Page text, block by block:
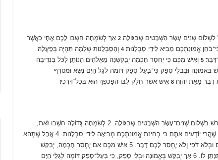
לִשְׁלוֹם שְׁנֵים עָשָׂר הַשְּׁבָטִים שֶּׁבַּגּוֹלָה׃2 אַךְ לְשִׂמְחָה חִשְׁבוּ לָכֶם אֶחָי כַּאֲשֶׁר
אֱמוּנַתְכֶם מֵבִיא לִידֵי סַבְלָנוּת׃4 וְהַסַּבְלָנוּת שְׁלֵמָה תִּהְיֶה בְּפָעֳלָהּ
5 וְאִישׁ מִכֶּם כִּי יֶחְסַר חָכְמָה יְבַקְשֶׁנָּה מֵאֱלֹהִים הַנּוֹתֵן לַכֹּל בִּנְדִיבָה
בֶּאֱמוּנָה וּבִבְלִי סָפֵק כִּי־בַעַל סָפֵק דּוֹמֶה לְגַל הַיָּם נִשָּׂא וּמְטֹרָף
דָבָר מֵאֵת יְהוָֹה׃8 אִישׁ אֲשֶׁר חָלַק לִבּוֹ הֲפַכְפָּךְ הוּא בְּכָל־דְּרָכָיו׃
יַעֲקֹב, עֶבֶד אֱלֹהִים וַאֲדוֹנֵנוּ יֵשׁוּעַ הַמָּשִׁיחַ, דּוֹרֵשׁ בִּשְׁלוֹם שְׁנֵים־עָשָׂר הַשְּׁבָטִים שֶׁבַּגּוֹלָה. 2 לְשִׂמְחָה גְּדוֹלָה חִשְׁבוּ זֹאת,
אַחַי, כַּאֲשֶׁר אַתֶּם בָּאִים בְּכָל מִינֵי נִסְיוֹנוֹת, 3 שֶׁהֲרֵי יוֹדְעִים אַתֶּם כִּי בְּחִינַת אֱמוּנַתְכֶם מְבִיאָה לִידֵי סַבְלָנוּת. 4 אֲבָל שֶׁתְּהֵא
הַסַּבְלָנוּת שְׁלֵמָה בְּפָעֳלָהּ, לְמַעַן תִּהְיוּ שְׁלֵמִים וּבְלֹא דֹּפִי וְלֹא יֶחְסַר לָכֶם דָּבָר. 5 אִישׁ מִכֶּם אִם יֶחְסַר חָכְמָה, יְבַקֵּשׁ
מֵאֱלֹהִים הַנּוֹתֵן לַכֹּל בִּנְדִיבוּת וּבְלֹא גְּעָרָה, וְתִנָּתֵן לוֹ. 6 אַךְ יְבַקֵּשׁ בֶּאֱמוּנָה וּבְלִי סָפֵק, כִּי בַּעַל־סָפֵק דּוֹמֶה לְגַלֵּי הַיָּם